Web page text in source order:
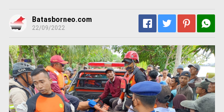
k
K
i
m
i
n
a
l
Batasborneo.com
22/09/2022